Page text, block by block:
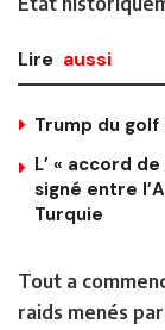
Lire aussi
Trump du golf
L’ « accord
signé entre
Turquie
Tout a
raids menés